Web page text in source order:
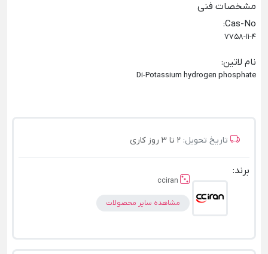
مشخصات فنی
Cas-No
:
7758-11-4
نام لاتین:
Di-Potassium hydrogen phosphate
تاریخ تحویل: 2 تا 3 روز کاری
برند:
cciran
مشاهده سایر محصولات